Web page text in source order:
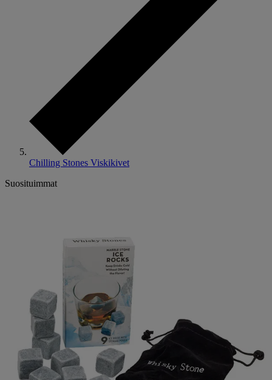
Chilling Stones Viskikivet
Suosituimmat